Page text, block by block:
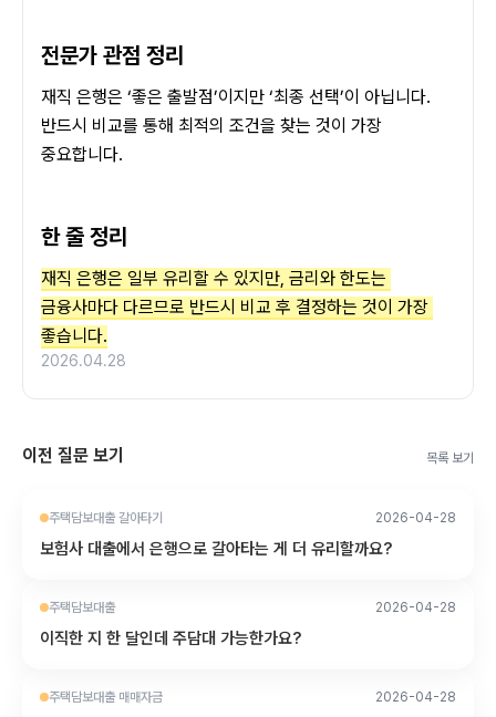
전문가 관점 정리
재직 은행은 ‘좋은 출발점’이지만 ‘최종 선택’이 아닙니다.
반드시 비교를 통해 최적의 조건을 찾는 것이 가장
중요합니다.
한 줄 정리
재직 은행은 일부 유리할 수 있지만, 금리와 한도는
금융사마다 다르므로 반드시 비교 후 결정하는 것이 가장
좋습니다.
2026.04.28
이전 질문 보기 목록 보기
주택담보대출 갈아타기 2026-04-28
보험사 대출에서 은행으로 갈아타는 게 더 유리할까요?
주택담보대출 2026-04-28
이직한 지 한 달인데 주담대 가능한가요?
주택담보대출 매매자금 2026-04-28